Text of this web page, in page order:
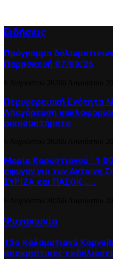
Ειδήσεις
Πρόγραμμα
Παρασκευή 07/08/26
Περιφερειακή Ενότητα
Απαγόρευση
οικοσυστήματα
Μαρία Καρυστιανού :
έφυγαν για τον Αντώνη
ΣΥΡΙΖΑ και ΠΑΣΟΚ,…..
Ψυχαγωγία
13ο Καλαματιανό
αποκριάτικες